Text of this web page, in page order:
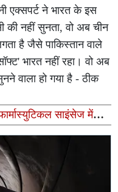
एक्सपर्ट ने भारत के इस
की नहीं सुनता, वो अब चीन
है जैसे पाकिस्तान वाले
भारत नहीं रहा। वो अब
वाला हो गया है - ठीक
साइंसेज में